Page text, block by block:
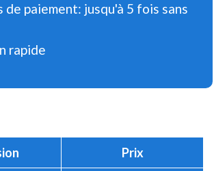
de paiement: jusqu'à 5 fois sans
rapide
Prix